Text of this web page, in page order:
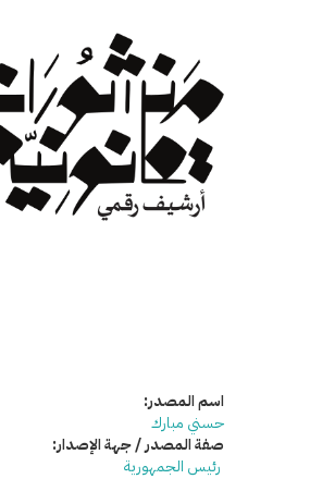
اسم المصدر:
حسني مبارك
صفة المصدر / جهة الإصدار:
رئيس الجمهورية